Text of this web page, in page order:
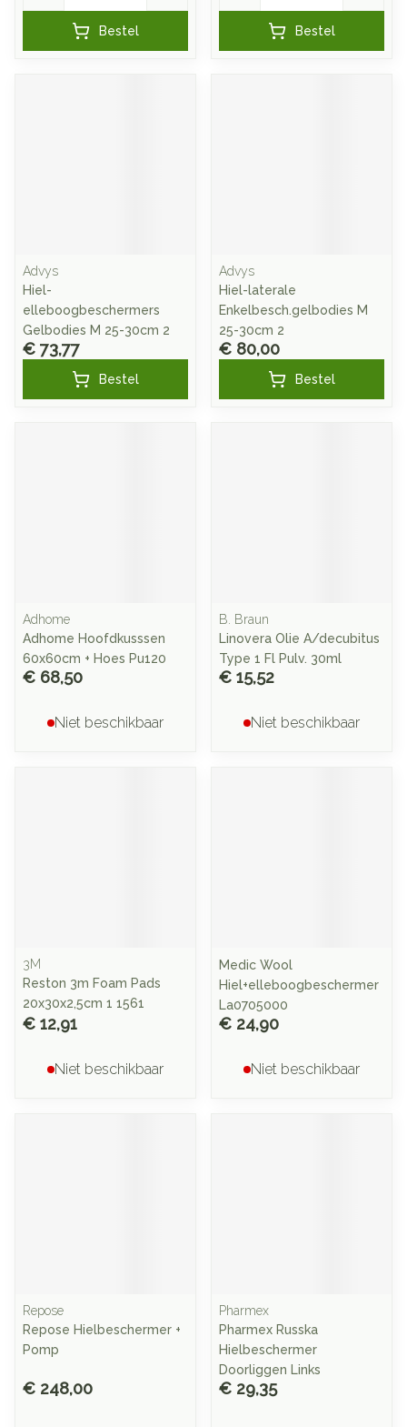
Bestel Bestel
Advys
Hiel-
elleboogbeschermers
Gelbodies M 25-30cm 2
€ 73,77
Bestel
Advys
Hiel-laterale
Enkelbesch.gelbodies M
25-30cm 2
€ 80,00
Bestel
Adhome
Adhome Hoofdkusssen
60x60cm + Hoes Pu120
€ 68,50
Niet beschikbaar
B. Braun
Linovera Olie A/decubitus
Type 1 Fl Pulv. 30ml
€ 15,52
Niet beschikbaar
3M
Reston 3m Foam Pads
20x30x2,5cm 1 1561
€ 12,91
Niet beschikbaar
Medic Wool
Hiel+elleboogbeschermer
La0705000
€ 24,90
Niet beschikbaar
Repose
Repose Hielbeschermer +
Pomp
€ 248,00
Pharmex
Pharmex Russka
Hielbeschermer
Doorliggen Links
€ 29,35